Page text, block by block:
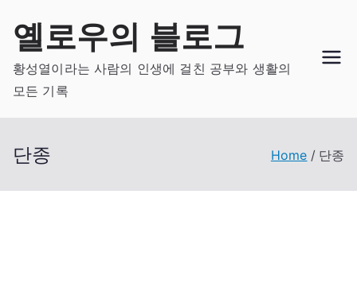
content
옐로우의 블로그
황성열이라는 사람의 인생에 걸친 공부와 생활의
모든 기록
단종 Home 단종